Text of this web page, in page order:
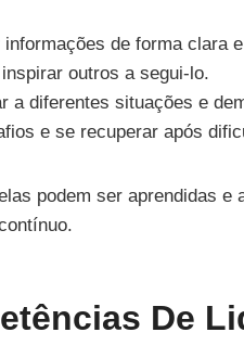
de forma clara
outros a segui-lo.
a diferentes situações e
e se recuperar após
podem ser aprendidas e
De